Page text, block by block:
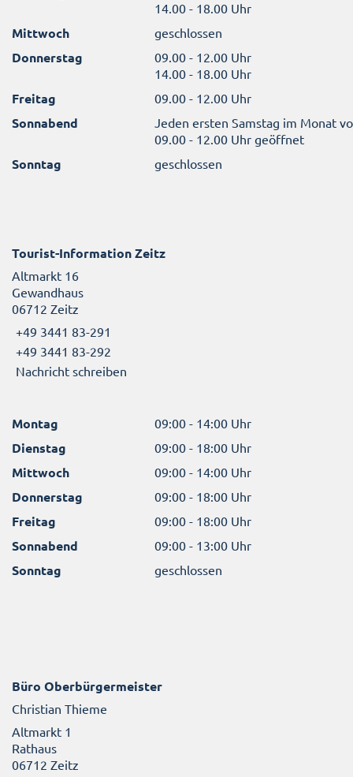
14.00 - 18.00 Uhr
Mittwoch geschlossen
Donnerstag
09.00 - 12.00 Uhr
14.00 - 18.00 Uhr
Freitag 09.00 - 12.00 Uhr
Sonnabend
Jeden ersten Samstag im Monat
09.00 - 12.00 Uhr geöffnet
Sonntag geschlossen
Tourist-Information Zeitz
Altmarkt 16
Gewandhaus
06712 Zeitz
+49 3441 83-291
+49 3441 83-292
Nachricht schreiben
Montag 09:00 - 14:00 Uhr
Dienstag 09:00 - 18:00 Uhr
Mittwoch 09:00 - 14:00 Uhr
Donnerstag 09:00 - 18:00 Uhr
Freitag 09:00 - 18:00 Uhr
Sonnabend 09:00 - 13:00 Uhr
Sonntag geschlossen
Büro Oberbürgermeister
Christian Thieme
Altmarkt 1
Rathaus
06712 Zeitz